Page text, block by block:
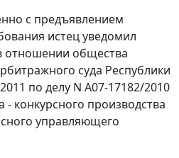
с предъявлением
истец уведомил
отношении общества
суда Республики
по делу N А07-17182/2010
конкурсного производства
управляющего